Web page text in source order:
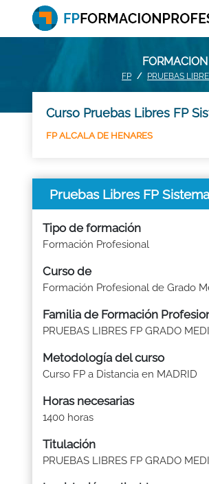
FP PRUEBAS
Curso Pruebas Libres FP
FP ALCALA DE HENARES
Pruebas Libres FP
Tipo de formación
Formación Profesional
Curso de
Formación Profesional de Grado
Familia de Formación
PRUEBAS LIBRES FP GRADO
Metodología del curso
Curso FP a Distancia en MADRID
Horas necesarias
1400 horas
Titulación
PRUEBAS LIBRES FP GRADO